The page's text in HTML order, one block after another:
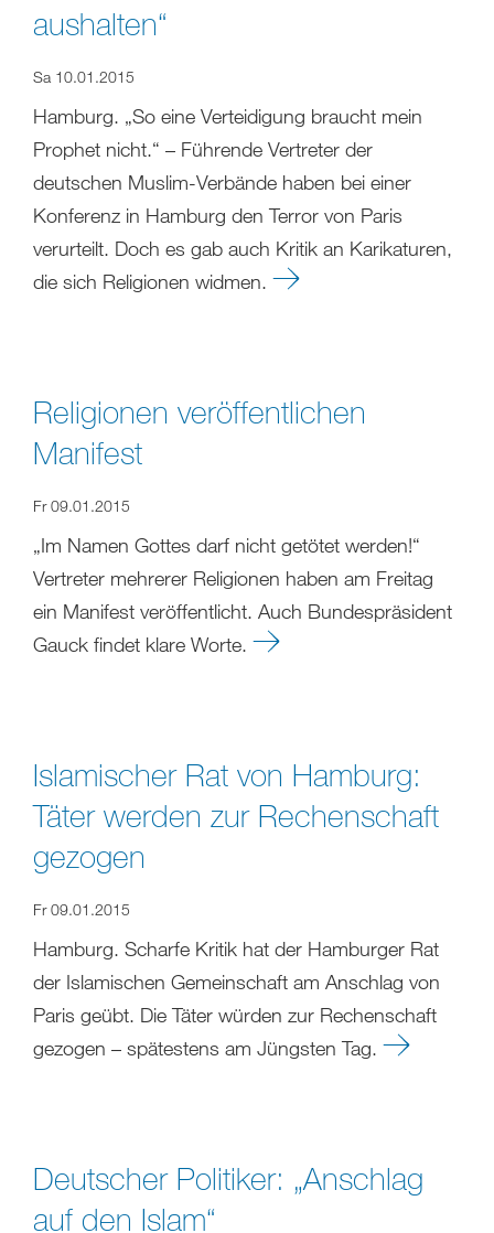
aushalten“
Sa 10.01.2015
Hamburg. „So eine Verteidigung braucht mein
Prophet nicht.“ – Führende Vertreter der
deutschen Muslim-Verbände haben bei einer
Konferenz in Hamburg den Terror von Paris
verurteilt. Doch es gab auch Kritik an Karikaturen,
die sich Religionen widmen.
Religionen veröffentlichen
Manifest
Fr 09.01.2015
„Im Namen Gottes darf nicht getötet werden!“
Vertreter mehrerer Religionen haben am Freitag
ein Manifest veröffentlicht. Auch Bundespräsident
Gauck findet klare Worte.
Islamischer Rat von Hamburg:
Täter werden zur Rechenschaft
gezogen
Fr 09.01.2015
Hamburg. Scharfe Kritik hat der Hamburger Rat
der Islamischen Gemeinschaft am Anschlag von
Paris geübt. Die Täter würden zur Rechenschaft
gezogen – spätestens am Jüngsten Tag.
Deutscher Politiker: „Anschlag
auf den Islam“